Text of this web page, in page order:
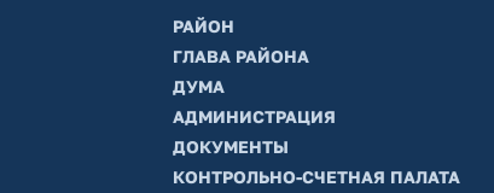
РАЙОН
ГЛАВА РАЙОНА
ДУМА
АДМИНИСТРАЦИЯ
ДОКУМЕНТЫ
КОНТРОЛЬНО-СЧЕТНАЯ ПАЛАТА